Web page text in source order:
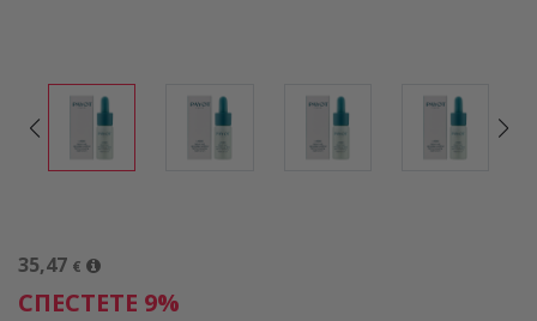
35,47 €
СПЕСТЕТЕ 9%